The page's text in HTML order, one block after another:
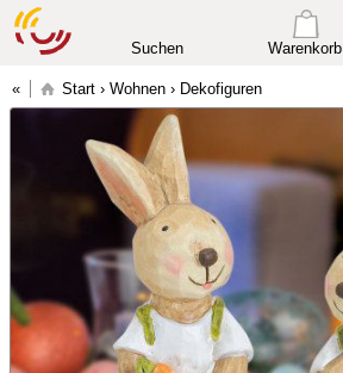
Suchen Warenkorb
Start › Wohnen › Dekofiguren